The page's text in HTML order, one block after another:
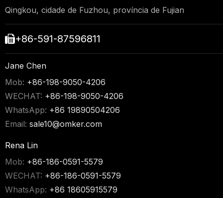
Qingkou, cidade de Fuzhou, província de Fujian
+86-591-87596811
Jane Chen
Mob: +86-198-9050-4206
WECHAT: +86-198-9050-4206
WhatsApp: +86 19890504206
Email: sale10@omker.com
Rena Lin
Mob: +86-186-0591-5579
WECHAT: +86-186-0591-5579
WhatsApp: +86 18605915579